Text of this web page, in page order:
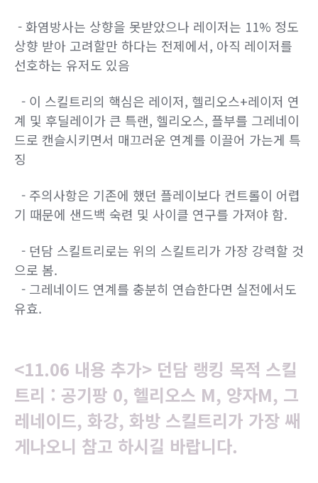
- 화염방사는 상향을 못받았으나 레이저는 11% 정도
상향 받아 고려할만 하다는 전제에서, 아직 레이저를
선호하는 유저도 있음
- 이 스킬트리의 핵심은 레이저, 헬리오스+레이저 연
계 및 후딜레이가 큰 특랜, 헬리오스, 플부를 그레네이
드로 캔슬시키면서 매끄러운 연계를 이끌어 가는게 특
징
- 주의사항은 기존에 했던 플레이보다 컨트롤이 어렵
기 때문에 샌드백 숙련 및 사이클 연구를 가져야 함.
- 던담 스킬트리로는 위의 스킬트리가 가장 강력할 것
으로 봄.
- 그레네이드 연계를 충분히 연습한다면 실전에서도
유효.
<11.06 내용 추가> 던담 랭킹 목적 스킬
트리 : 공기팡 0, 헬리오스 M, 양자M, 그
레네이드, 화강, 화방 스킬트리가 가장 쌔
게나오니 참고 하시길 바랍니다.